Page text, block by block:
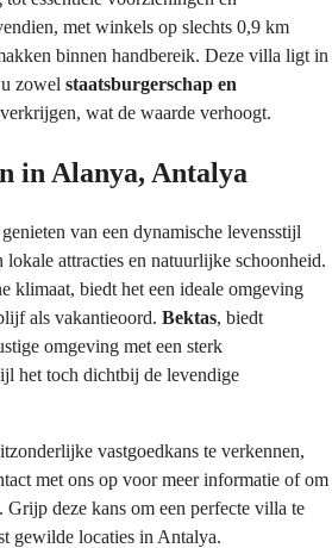
met winkels op slechts 0,9 km
binnen handbereik. Deze villa ligt in
zowel staatsburgerschap en
wat de waarde verhoogt.
in Alanya, Antalya
van een dynamische levensstijl
lokale attracties en natuurlijke schoonheid.
klimaat, biedt het een ideale omgeving
als vakantieoord. Bektas, biedt
omgeving met een sterk
het toch dichtbij de levendige
vastgoedkans te verkennen,
met ons op voor meer informatie of om
Grijp deze kans om een perfecte villa te
gewilde locaties in Antalya.